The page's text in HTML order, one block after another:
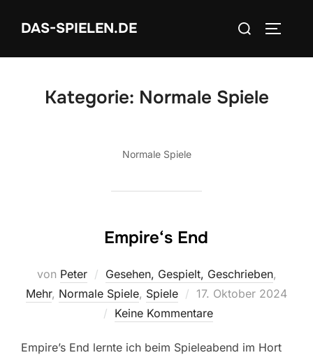
InhaltDAS-SPIELEN.DE
Suchen
Kategorie: Normale Spiele
Normale Spiele
Empire‘s End
von Peter Gesehen, Gespielt, Geschrieben,
Mehr, Normale Spiele, Spiele
Veröffentlicht
am
17. Oktober 2024
Keine Kommentare
Empire’s End lernte ich beim Spieleabend im Hort